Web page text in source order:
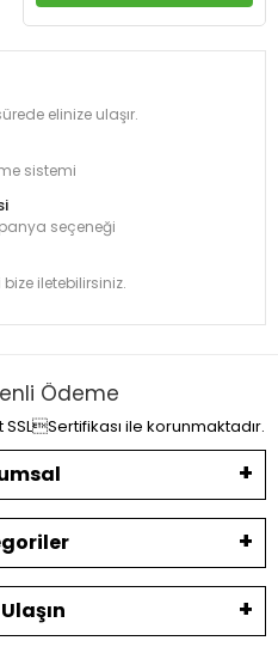
elinize ulaşır.
sistemi
seçeneği
iletebilirsiniz.
Ödeme
ile korunmaktadır.